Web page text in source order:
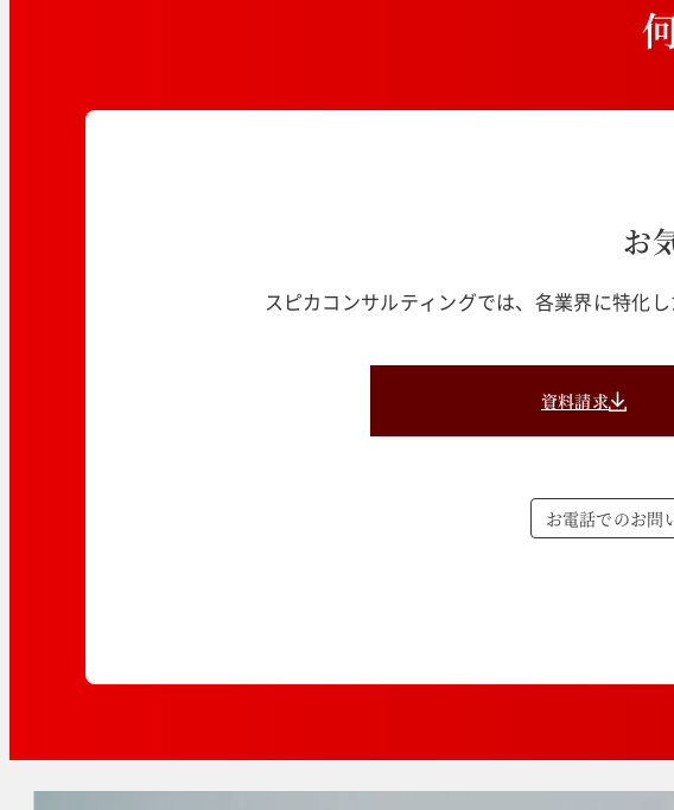
お
スピカコンサルティングでは、各業界に特化
資料請求
お電話でのお問